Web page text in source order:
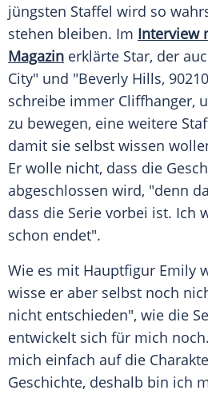
jüngsten Staffel wird so
stehen bleiben. Im Interview
Magazin erklärte Star, der
City" und "Beverly Hills,
schreibe immer Cliffhanger,
zu bewegen, eine weitere
damit sie selbst wissen
Er wolle nicht, dass die
abgeschlossen wird, "denn
dass die Serie vorbei ist. Ich
schon endet".
Wie es mit Hauptfigur Emily
wisse er aber selbst noch
nicht entschieden", wie die
entwickelt sich für mich
mich einfach auf die
Geschichte, deshalb bin ich